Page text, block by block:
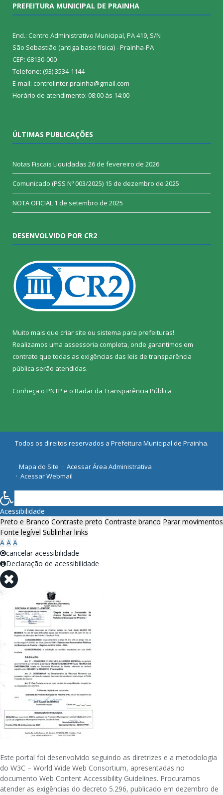
PREFEITURA MUNICIPAL DE PRAINHA
End.: Centro Administrativo Municipal, PA 419, S/N
São Sebastião (antiga base física) - Prainha-PA
CEP: 68130-000
Telefone: (93) 3534-1144
E-mail: controlinter.prainha@gmail.com
Horário de atendimento: 08:00 às 14:00
ÚLTIMAS PUBLICAÇÕES
Notas Fiscais Liquidadas 26 de fevereiro de 2026
Comunicado (PSS Nº 003/2025) 15 de dezembro de 2025
NOTA OFICIAL 1 de setembro de 2025
DESENVOLVIDO POR CR2
Muito mais que criar site ou sistema para prefeituras!
Realizamos uma assessoria completa, onde garantimos em
contrato que todas as exigências das leis de transparência
pública serão atendidas.
Conheça o PNTP e o Radar da Transparência Pública
Todos os direitos reservados a Prefeitura Municipal de Prainha.
Mapa do Site
Acessar Área Administrativa
Acessar Webmail
Acessibilidade
Preto e Branco Contraste preto Contraste branco Parar movimentos
Fonte legível Sublinhar links
A A A
cancelar acessibilidade
Declaração de acessibilidade
Este portal foi desenvolvido seguindo as diretrizes e a metodologia
do W3C – World Wide Web Consortium, apresentadas no
documento Web Content Accessibility Guidelines. Procuramos
atender as exigências do decreto 5.296, publicado em dezembro de